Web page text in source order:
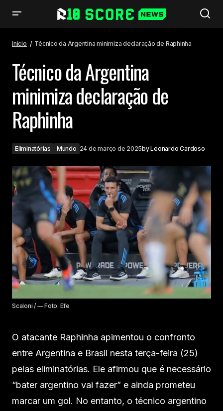
Início Técnico da Argentina minimiza declaração de Raphinha
Técnico da Argentina
minimiza declaração de
Raphinha
Eliminatórias Mundo 24 de março de 2025byLeonardo Cardoso
Scaloni / — Foto: Efe
O atacante Raphinha apimentou o confronto
entre Argentina e Brasil nesta terça-feira (25)
pelas eliminatórias. Ele afirmou que é necessário
“bater argentino vai fazer” e ainda prometeu
marcar um gol. No entanto, o técnico argentino